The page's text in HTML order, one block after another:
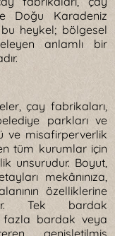
Doğu Karadeniz
heykel; bölgesel
anlamlı bir
çay fabrikaları,
parkları ve
ve misafirperverlik
tüm kurumlar için
unsurudur. Boyut,
mekânınıza,
özelliklerine
Tek bardak
fazla bardak veya
genişletilmiş